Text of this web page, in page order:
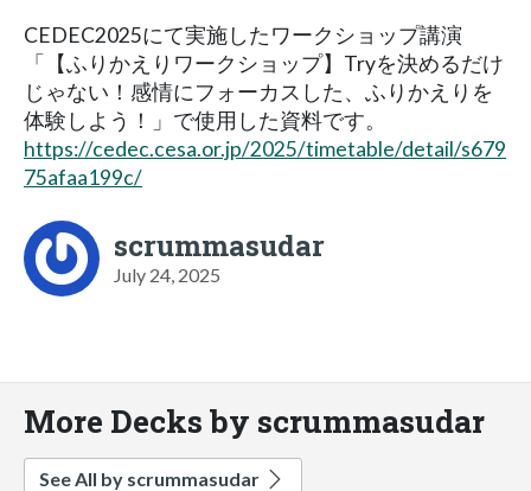
CEDEC2025にて実施したワークショップ講演
「【ふりかえりワークショップ】Tryを決めるだけ
じゃない！感情にフォーカスした、ふりかえりを
体験しよう！」で使用した資料です。
https://cedec.cesa.or.jp/2025/timetable/detail/s679
75afaa199c/
scrummasudar
July 24, 2025
More Decks by scrummasudar
See All by scrummasudar